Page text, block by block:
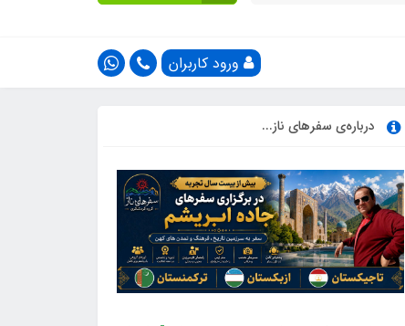
ورود کاربران
درباره‌ی سفرهای ناز...